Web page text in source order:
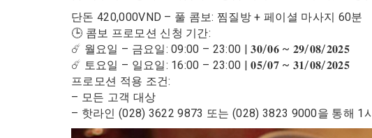
단돈 420,000VND – 풀 콤보: 찜질방 + 페이셜 마사지 60분
🕒 콤보 프로모션 신청 기간:
☄️ 월요일 – 금요일: 09:00 – 23:00 | 𝟑𝟎/𝟎𝟔 ~ 𝟐𝟗/𝟎𝟖/𝟐𝟎𝟐𝟓
☄️ 토요일 – 일요일: 16:00 – 23:00 | 𝟎𝟓/𝟎𝟕 ~ 𝟑𝟏/𝟎𝟖/𝟐𝟎𝟐𝟓
프로모션 적용 조건:
– 모든 고객 대상
– 핫라인 (028) 3622 9873 또는 (028) 3823 9000을 통해 1